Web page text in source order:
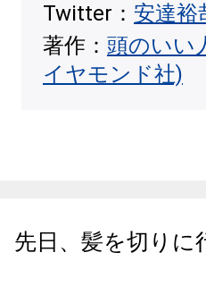
Twitter： 安達裕
著作： 頭のいい
イヤモンド社)
先日、髪を切り